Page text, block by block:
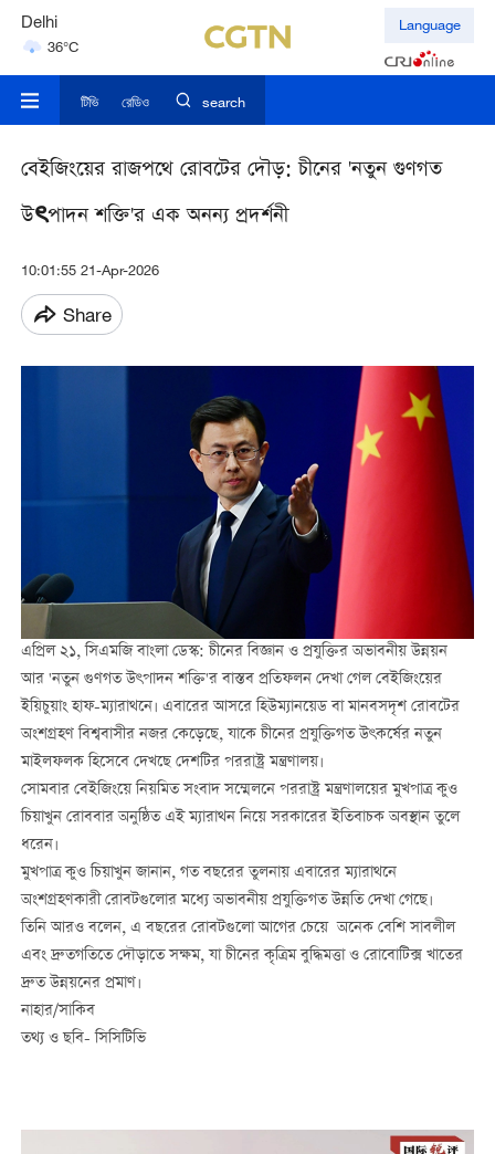
Delhi
36°C
Hyderabad
Language
টিভি রেডিও search
বেইজিংয়ের রাজপথে রোবটের দৌড়: চীনের 'নতুন গুণগত
উৎপাদন শক্তি'র এক অনন্য প্রদর্শনী
10:01:55 21-Apr-2026
Share
এপ্রিল ২১, সিএমজি বাংলা ডেস্ক: চীনের বিজ্ঞান ও প্রযুক্তির অভাবনীয় উন্নয়ন
আর 'নতুন গুণগত উৎপাদন শক্তি'র বাস্তব প্রতিফলন দেখা গেল বেইজিংয়ের
ইয়িচুয়াং হাফ-ম্যারাথনে। এবারের আসরে হিউম্যানয়েড বা মানবসদৃশ রোবটের
অংশগ্রহণ বিশ্ববাসীর নজর কেড়েছে, যাকে চীনের প্রযুক্তিগত উৎকর্ষের নতুন
মাইলফলক হিসেবে দেখছে দেশটির পররাষ্ট্র মন্ত্রণালয়।
সোমবার বেইজিংয়ে নিয়মিত সংবাদ সম্মেলনে পররাষ্ট্র মন্ত্রণালয়ের মুখপাত্র কুও
চিয়াখুন রোববার অনুষ্ঠিত এই ম্যারাথন নিয়ে সরকারের ইতিবাচক অবস্থান তুলে
ধরেন।
মুখপাত্র কুও চিয়াখুন জানান, গত বছরের তুলনায় এবারের ম্যারাথনে
অংশগ্রহণকারী রোবটগুলোর মধ্যে অভাবনীয় প্রযুক্তিগত উন্নতি দেখা গেছে।
তিনি আরও বলেন, এ বছরের রোবটগুলো আগের চেয়ে অনেক বেশি সাবলীল
এবং দ্রুতগতিতে দৌড়াতে সক্ষম, যা চীনের কৃত্রিম বুদ্ধিমত্তা ও রোবোটিক্স খাতের
দ্রুত উন্নয়নের প্রমাণ।
নাহার/সাকিব
তথ্য ও ছবি- সিসিটিভি